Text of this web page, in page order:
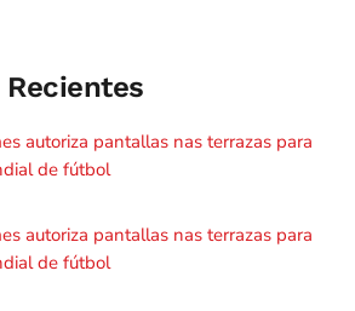
autoriza pantallas nas terrazas para
de fútbol
autoriza pantallas nas terrazas para
de fútbol